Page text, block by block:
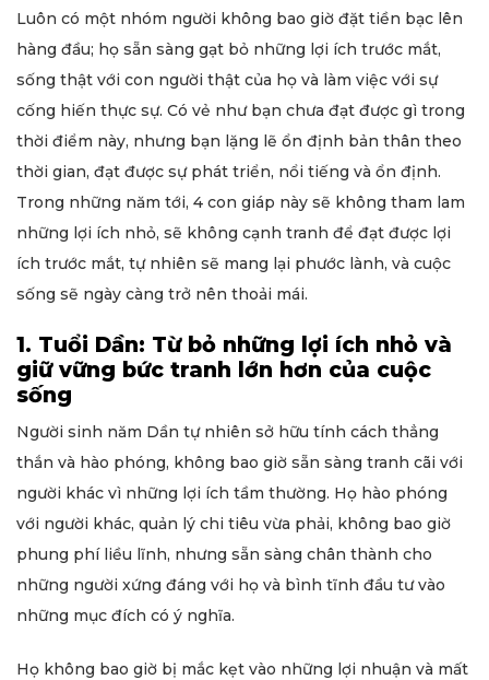
Luôn có một nhóm người không bao giờ đặt tiền bạc lên
hàng đầu; họ sẵn sàng gạt bỏ những lợi ích trước mắt,
sống thật với con người thật của họ và làm việc với sự
cống hiến thực sự. Có vẻ như bạn chưa đạt được gì trong
thời điểm này, nhưng bạn lặng lẽ ổn định bản thân theo
thời gian, đạt được sự phát triển, nổi tiếng và ổn định.
Trong những năm tới, 4 con giáp này sẽ không tham lam
những lợi ích nhỏ, sẽ không cạnh tranh để đạt được lợi
ích trước mắt, tự nhiên sẽ mang lại phước lành, và cuộc
sống sẽ ngày càng trở nên thoải mái.
1. Tuổi Dần: Từ bỏ những lợi ích nhỏ và
giữ vững bức tranh lớn hơn của cuộc
sống
Người sinh năm Dần tự nhiên sở hữu tính cách thẳng
thắn và hào phóng, không bao giờ sẵn sàng tranh cãi với
người khác vì những lợi ích tầm thường. Họ hào phóng
với người khác, quản lý chi tiêu vừa phải, không bao giờ
phung phí liều lĩnh, nhưng sẵn sàng chân thành cho
những người xứng đáng với họ và bình tĩnh đầu tư vào
những mục đích có ý nghĩa.
Họ không bao giờ bị mắc kẹt vào những lợi nhuận và mất